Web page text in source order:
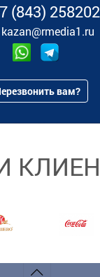
(843)
kazan@rmedia1.ru
вам?